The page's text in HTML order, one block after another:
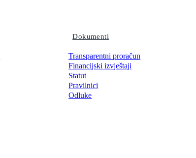
Dokumenti
Transparentni proračun
Financijski izvještaji
Statut
Pravilnici
Odluke